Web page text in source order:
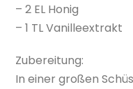
– 2 EL Honig
– 1 TL Vanilleextrakt
Zubereitung:
In einer großen